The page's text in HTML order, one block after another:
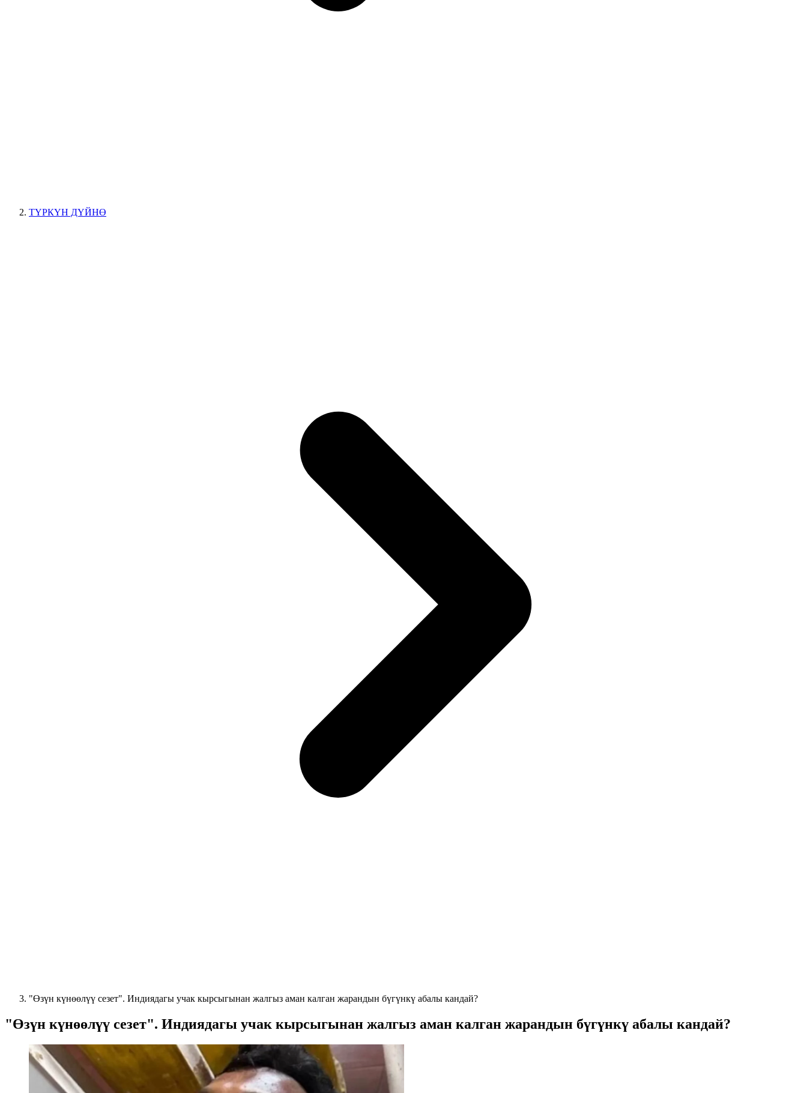
ТҮРКҮН ДҮЙНӨ
"Өзүн күнөөлүү сезет". Индиядагы учак кырсыгынан жалгыз аман калган жарандын бүгүнкү абалы кандай?
"Өзүн күнөөлүү сезет". Индиядагы учак кырсыгынан жалгыз аман калган жарандын бүгүнкү абалы кандай?